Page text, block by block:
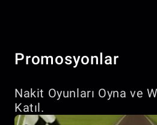
Promosyonlar
Nakit Oyunları Oyna ve
Katıl.